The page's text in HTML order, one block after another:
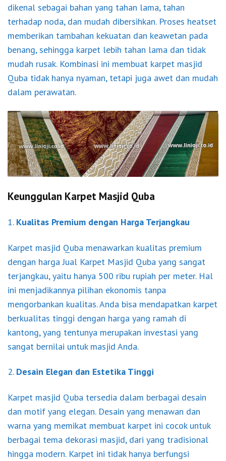
dikenal sebagai bahan yang tahan lama, tahan
terhadap noda, dan mudah dibersihkan. Proses heatset
memberikan tambahan kekuatan dan keawetan pada
benang, sehingga karpet lebih tahan lama dan tidak
mudah rusak. Kombinasi ini membuat karpet masjid
Quba tidak hanya nyaman, tetapi juga awet dan mudah
dalam perawatan.
Keunggulan Karpet Masjid Quba
1. Kualitas Premium dengan Harga Terjangkau
Karpet masjid Quba menawarkan kualitas premium
dengan harga Jual Karpet Masjid Quba yang sangat
terjangkau, yaitu hanya 500 ribu rupiah per meter. Hal
ini menjadikannya pilihan ekonomis tanpa
mengorbankan kualitas. Anda bisa mendapatkan karpet
berkualitas tinggi dengan harga yang ramah di
kantong, yang tentunya merupakan investasi yang
sangat bernilai untuk masjid Anda.
2. Desain Elegan dan Estetika Tinggi
Karpet masjid Quba tersedia dalam berbagai desain
dan motif yang elegan. Desain yang menawan dan
warna yang memikat membuat karpet ini cocok untuk
berbagai tema dekorasi masjid, dari yang tradisional
hingga modern. Karpet ini tidak hanya berfungsi